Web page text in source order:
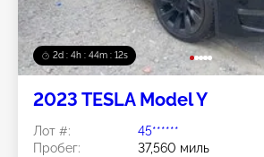
2d : 4h : 44m : 09s
2023 TESLA Model Y
Лот #:
45******
Пробег:
37,560 миль